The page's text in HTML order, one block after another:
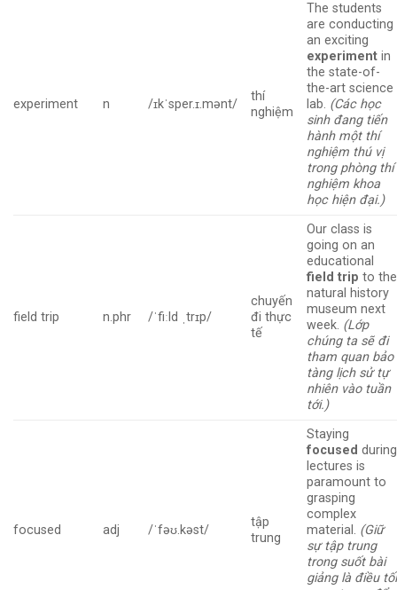
experiment n /ɪkˈsper.ɪ.mənt/
thí
nghiệm
The students
are conducting
an exciting
experiment in
the state-of-
the-art science
lab. (Các học
sinh đang tiến
hành một thí
nghiệm thú vị
trong phòng thí
nghiệm khoa
học hiện đại.)
field trip n.phr /ˈfiːld ˌtrɪp/
chuyến
đi thực
tế
Our class is
going on an
educational
field trip to the
natural history
museum next
week. (Lớp
chúng ta sẽ đi
tham quan bảo
tàng lịch sử tự
nhiên vào tuần
tới.)
focused adj /ˈfəʊ.kəst/
tập
trung
Staying
focused during
lectures is
paramount to
grasping
complex
material. (Giữ
sự tập trung
trong suốt bài
giảng là điều tối